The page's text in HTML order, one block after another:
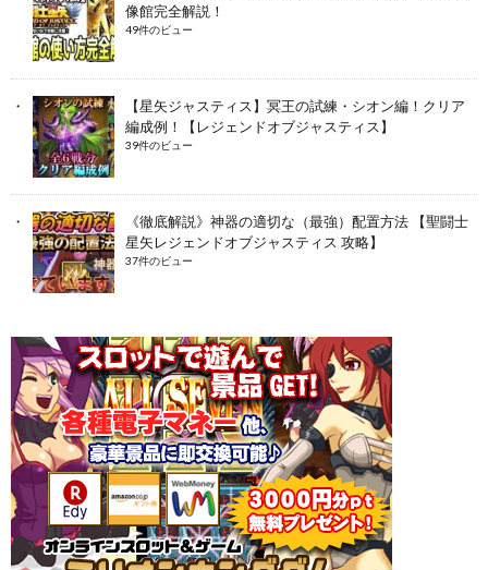
像館完全解説！
49件のビュー
【星矢ジャスティス】冥王の試練・シオン編！クリア
編成例！【レジェンドオブジャスティス】
39件のビュー
《徹底解説》神器の適切な（最強）配置方法 【聖闘士
星矢レジェンドオブジャスティス 攻略】
37件のビュー